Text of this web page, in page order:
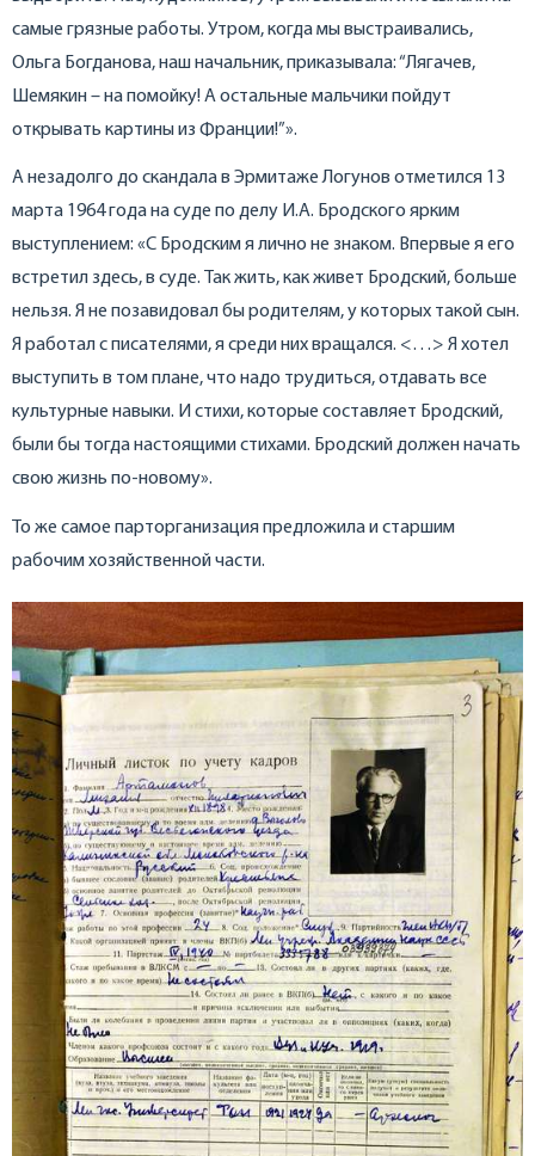
самые грязные работы. Утром, когда мы выстраивались,
Ольга Богданова, наш начальник, приказывала: “Лягачев,
Шемякин – на помойку! А остальные мальчики пойдут
открывать картины из Франции!”».
А незадолго до скандала в Эрмитаже Логунов отметился 13
марта 1964 года на суде по делу И.А. Бродского ярким
выступлением: «С Бродским я лично не знаком. Впервые я его
встретил здесь, в суде. Так жить, как живет Бродский, больше
нельзя. Я не позавидовал бы родителям, у которых такой сын.
Я работал с писателями, я среди них вращался. <…> Я хотел
выступить в том плане, что надо трудиться, отдавать все
культурные навыки. И стихи, которые составляет Бродский,
были бы тогда настоящими стихами. Бродский должен начать
свою жизнь по-новому».
То же самое парторганизация предложила и старшим
рабочим хозяйственной части.